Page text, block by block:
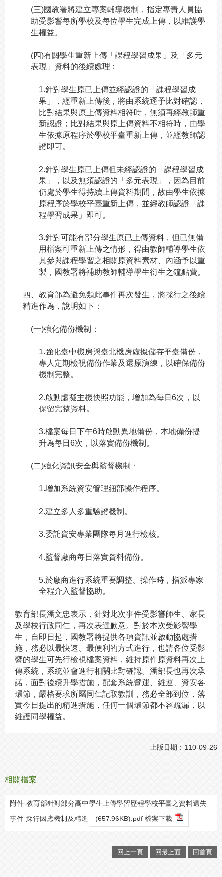
(三)國教署將建立專案輔導機制，指定專責人員協
助受影響每所學校及每位學生完成上傳，以維護學
生權益。
(四)有關學生重新上傳「課程學習成果」及「多元
表現」資料的後續處理：
1.針對學生原已上傳並經認證的「課程學習成
果」，經重新上傳後，將由系統逕予比對確認，
比對結果與原上傳資料相符時，無須再經教師重
新認證；比對結果與原上傳資料不相符時，由學
生依據原程序於學校平臺重新上傳，並經教師認
證即可。
2.針對學生原已上傳但未經認證的「課程學習成
果」，以及無須認證的「多元表現」，因為目前
仍處於學生得持續上傳資料期間，故由學生依據
原程序於學校平臺重新上傳，並經教師認證「課
程學習成果」即可。
3.針對可能有部分學生原已上傳資料，但已無備
用檔案可重新上傳之情形，得由教師輔導學生依
其參與課程學習之相關原資料素材、內涵予以重
製，國教署將補助教師輔導學生衍生之鐘點費。
四、教育部為避免類此事件再次發生，將採行之後續
精進作為，說明如下：
(一)強化備份機制：
1.強化臺中機房與臺北機房虛擬儲存平臺備份，
專人定期檢視備份作業及還原演練，以確保備份
機制完整。
2.啟動虛擬主機快照功能，增加為每日6次，以
保留完整資料。
3.檔案每日下午6時啟動異地備份，本地備份提
升為每日6次，以落實備份機制。
(二)強化資訊安全與監督機制：
1.增加系統資安管理細部操作程序。
2.建立多人多重驗證機制。
3.委託資安專業團隊每月進行檢核。
4.監督廠商每日落實資料備份。
5.於廠商進行系統重要調整、操作時，指派專家
全程介入監督協助。
教育部長潘文忠表示，針對此次事件受影響師生、家長
及學校行政同仁，再次表達歉意。對於本次受影響學
生，自即日起，國教署將提供各項資訊並啟動協處措
施，務必以最快速、最便利的方式進行，也請各位受影
響的學生可先行檢視檔案資料，維持原件原資料再次上
傳系統，系統並會進行相關比對確認。潘部長也再次承
諾，面對後續升學措施，配套系統營運、維運、資安各
環節，嚴格要求所屬同仁記取教訓，務必全部到位，落
實今日提出的精進措施，任何一個環節都不容疏漏，以
維護同學權益。
上版日期：110-09-26
相關檔案
附件-教育部針對部分高中學生上傳學習歷程學校平臺之資料遺失
事件 採行因應機制及精進
(657.96KB).pdf 檔案下載
回上一頁 回最上面 回首頁